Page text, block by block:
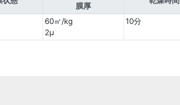
膜厚
60㎡/kg
2μ
10分